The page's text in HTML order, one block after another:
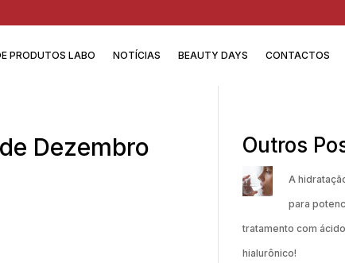
PRODUTOS LABO NOTÍCIAS BEAUTY DAYS CONTACTOS
Dezembro Outros
A
para
tratamento com ácido
hialurônico!